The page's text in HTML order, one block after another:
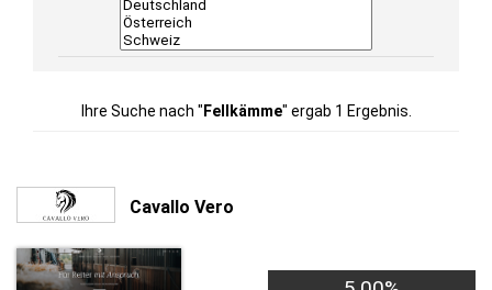
Ihre Suche nach " Fellkämme" ergab 1 Ergebnis.
Cavallo Vero